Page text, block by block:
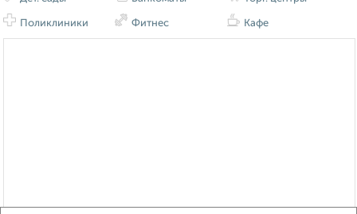
Поликлиники Фитнес Кафе